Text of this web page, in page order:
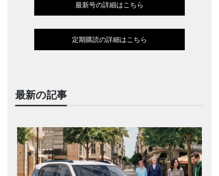
最新号の詳細はこちら
定期購読の詳細はこちら
最新の記事